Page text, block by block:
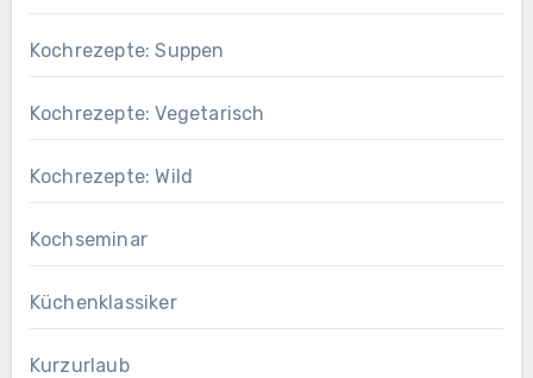
Kochrezepte: Suppen
Kochrezepte: Vegetarisch
Kochrezepte: Wild
Kochseminar
Küchenklassiker
Kurzurlaub